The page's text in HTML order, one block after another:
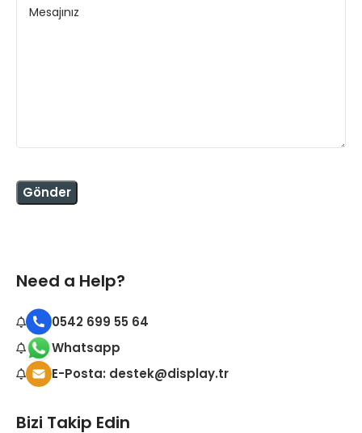
Need a Help?
0542 699 55 64
Whatsapp
E-Posta: destek@display.tr
Bizi Takip Edin